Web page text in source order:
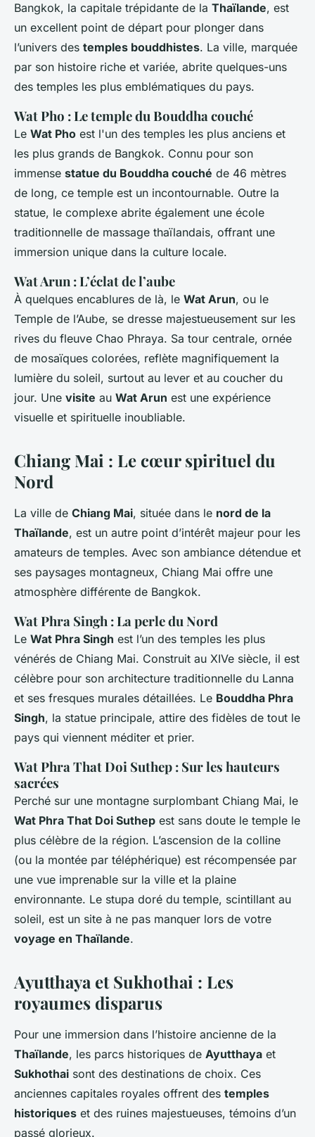
Bangkok, la capitale trépidante de la Thaïlande, est
un excellent point de départ pour plonger dans
l’univers des temples bouddhistes. La ville, marquée
par son histoire riche et variée, abrite quelques-uns
des temples les plus emblématiques du pays.
Wat Pho : Le temple du Bouddha couché
Le Wat Pho est l'un des temples les plus anciens et
les plus grands de Bangkok. Connu pour son
immense statue du Bouddha couché de 46 mètres
de long, ce temple est un incontournable. Outre la
statue, le complexe abrite également une école
traditionnelle de massage thaïlandais, offrant une
immersion unique dans la culture locale.
Wat Arun : L’éclat de l’aube
À quelques encablures de là, le Wat Arun, ou le
Temple de l’Aube, se dresse majestueusement sur les
rives du fleuve Chao Phraya. Sa tour centrale, ornée
de mosaïques colorées, reflète magnifiquement la
lumière du soleil, surtout au lever et au coucher du
jour. Une visite au Wat Arun est une expérience
visuelle et spirituelle inoubliable.
Chiang Mai : Le cœur spirituel du
Nord
La ville de Chiang Mai, située dans le nord de la
Thaïlande, est un autre point d’intérêt majeur pour les
amateurs de temples. Avec son ambiance détendue et
ses paysages montagneux, Chiang Mai offre une
atmosphère différente de Bangkok.
Wat Phra Singh : La perle du Nord
Le Wat Phra Singh est l’un des temples les plus
vénérés de Chiang Mai. Construit au XIVe siècle, il est
célèbre pour son architecture traditionnelle du Lanna
et ses fresques murales détaillées. Le Bouddha Phra
Singh, la statue principale, attire des fidèles de tout le
pays qui viennent méditer et prier.
Wat Phra That Doi Suthep : Sur les hauteurs
sacrées
Perché sur une montagne surplombant Chiang Mai, le
Wat Phra That Doi Suthep est sans doute le temple le
plus célèbre de la région. L’ascension de la colline
(ou la montée par téléphérique) est récompensée par
une vue imprenable sur la ville et la plaine
environnante. Le stupa doré du temple, scintillant au
soleil, est un site à ne pas manquer lors de votre
voyage en Thaïlande.
Ayutthaya et Sukhothai : Les
royaumes disparus
Pour une immersion dans l’histoire ancienne de la
Thaïlande, les parcs historiques de Ayutthaya et
Sukhothai sont des destinations de choix. Ces
anciennes capitales royales offrent des temples
historiques et des ruines majestueuses, témoins d’un
passé glorieux.